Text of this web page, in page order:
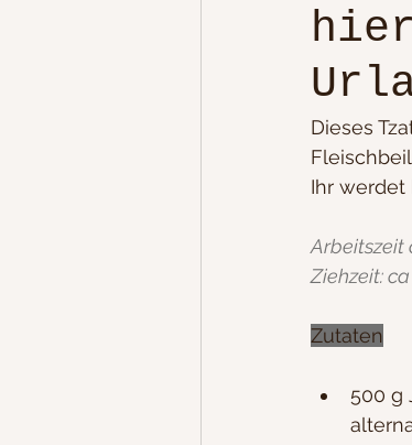
Low-
Chinesisch/
Grillen,
Dieses
Ihr werdet
Arbeitszeit
Ziehzeit: ca
Zutaten
500 g